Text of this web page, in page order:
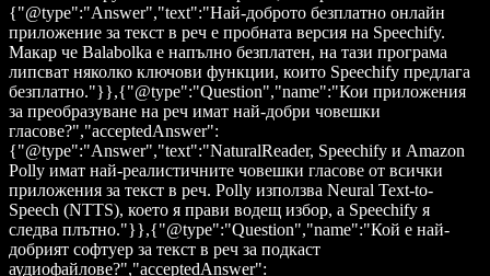
{"@type":"Answer","text":"Най-доброто безплатно онлайн
приложение за текст в реч е пробната версия на Speechify.
Макар че Balabolka е напълно безплатен, на тази програма
липсват няколко ключови функции, които Speechify предлага
безплатно."}},{"@type":"Question","name":"Кои приложения
за преобразуване на реч имат най-добри човешки
гласове?","acceptedAnswer":
{"@type":"Answer","text":"NaturalReader, Speechify и Amazon
Polly имат най-реалистичните човешки гласове от всички
приложения за текст в реч. Polly използва Neural Text-to-
Speech (NTTS), което я прави водещ избор, а Speechify я
следва плътно."}},{"@type":"Question","name":"Кой е най-
добрият софтуер за текст в реч за подкаст
аудиофайлове?","acceptedAnswer":